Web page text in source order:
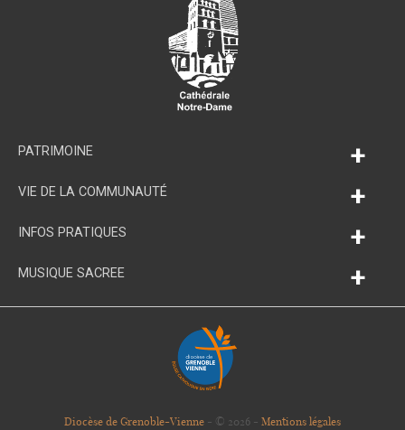
PATRIMOINE +
VIE DE LA COMMUNAUTÉ +
INFOS PRATIQUES +
MUSIQUE SACREE +
Diocèse de Grenoble-Vienne - © 2026 - Mentions légales